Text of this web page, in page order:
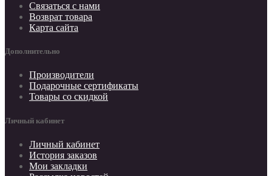
Связаться с нами
Возврат товара
Карта сайта
Дополнительно
Производители
Подарочные сертификаты
Товары со скидкой
Личный кабинет
Личный кабинет
История заказов
Мои закладки